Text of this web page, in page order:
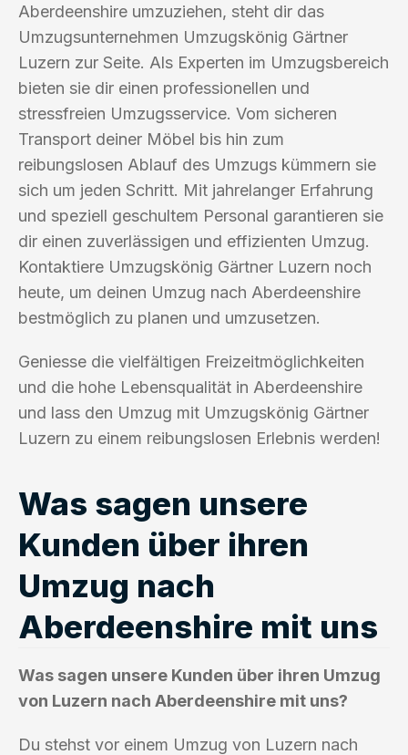
Aberdeenshire umzuziehen, steht dir das
Umzugsunternehmen Umzugskönig Gärtner
Luzern zur Seite. Als Experten im Umzugsbereich
bieten sie dir einen professionellen und
stressfreien Umzugsservice. Vom sicheren
Transport deiner Möbel bis hin zum
reibungslosen Ablauf des Umzugs kümmern sie
sich um jeden Schritt. Mit jahrelanger Erfahrung
und speziell geschultem Personal garantieren sie
dir einen zuverlässigen und effizienten Umzug.
Kontaktiere Umzugskönig Gärtner Luzern noch
heute, um deinen Umzug nach Aberdeenshire
bestmöglich zu planen und umzusetzen.
Geniesse die vielfältigen Freizeitmöglichkeiten
und die hohe Lebensqualität in Aberdeenshire
und lass den Umzug mit Umzugskönig Gärtner
Luzern zu einem reibungslosen Erlebnis werden!
Was sagen unsere
Kunden über ihren
Umzug nach
Aberdeenshire mit uns
Was sagen unsere Kunden über ihren Umzug
von Luzern nach Aberdeenshire mit uns?
Du stehst vor einem Umzug von Luzern nach